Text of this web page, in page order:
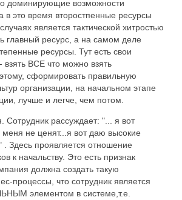
доминирующие возможности
в это время второстпенные ресурсы
является тактической хитростью
главный ресурс, а на самом деле
ресурсы. Тут есть свои
взять ВСЕ что можно взять
сформировать правильную
организации, на начальном этапе
лучше и легче, чем потом.
Сотрудник рассуждает: "... я вот
не ценят...я вот даю высокие
. Здесь проявляется отношение
к начальству. Это есть признак
должна создать такую
процессы, что сотрудник является
элементом в системе,т.е.